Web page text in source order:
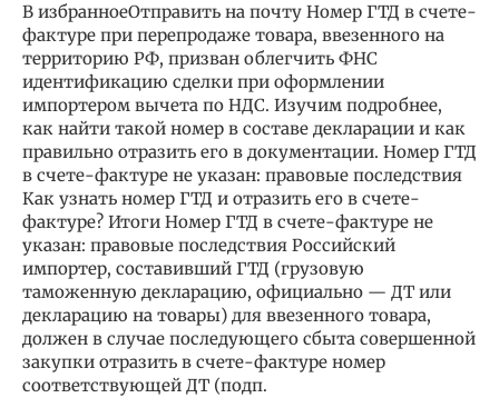
В избранноеОтправить на почту Номер ГТД в счете-
фактуре при перепродаже товара, ввезенного на
территорию РФ, призван облегчить ФНС
идентификацию сделки при оформлении
импортером вычета по НДС. Изучим подробнее,
как найти такой номер в составе декларации и как
правильно отразить его в документации. Номер ГТД
в счете-фактуре не указан: правовые последствия
Как узнать номер ГТД и отразить его в счете-
фактуре? Итоги Номер ГТД в счете-фактуре не
указан: правовые последствия Российский
импортер, составивший ГТД (грузовую
таможенную декларацию, официально — ДТ или
декларацию на товары) для ввезенного товара,
должен в случае последующего сбыта совершенной
закупки отразить в счете-фактуре номер
соответствующей ДТ (подп.